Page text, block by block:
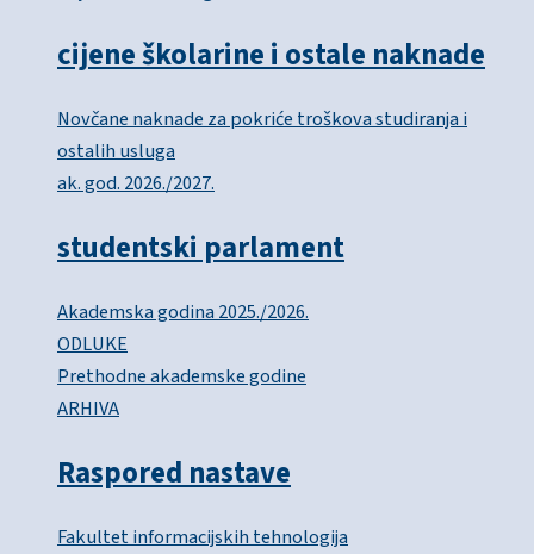
cijene školarine i ostale naknade
Novčane naknade za pokriće troškova studiranja i
ostalih usluga
ak. god. 2026./2027.
studentski parlament
Akademska godina 2025./2026.
ODLUKE
Prethodne akademske godine
ARHIVA
Raspored nastave
Fakultet informacijskih tehnologija